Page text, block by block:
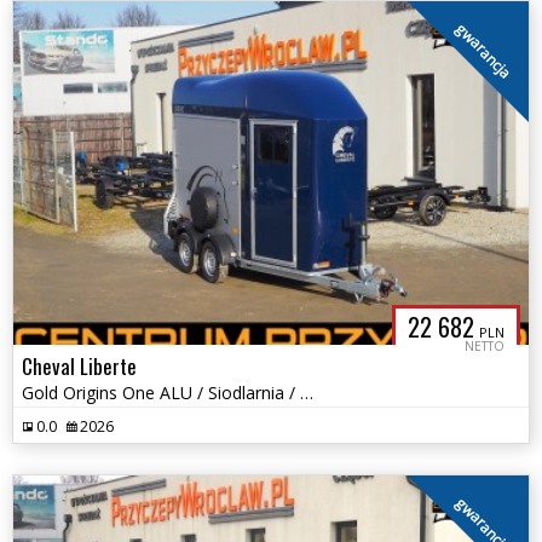
22 682 PLN
NETTO
gwarancja
Cheval Liberte
Gold Origins One ALU / Siodlarnia / Tylna rampa / DMC: 1100 - 1600 kg
0.0 2026
gwarancja